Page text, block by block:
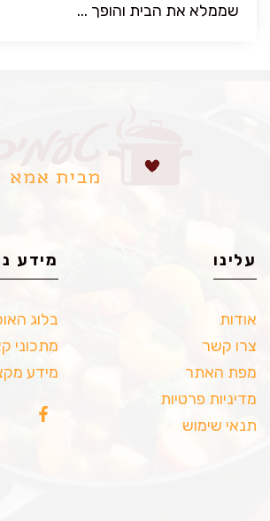
שממלא את הבית והופך ...
עלינו
אודות
צרו קשר
מפת האתר
מדיניות פרטיות
תנאי שימוש
מידע
בלוג
מתכוני
מידע